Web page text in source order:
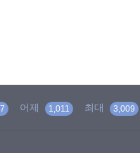
어제 1,011 최대 3,009